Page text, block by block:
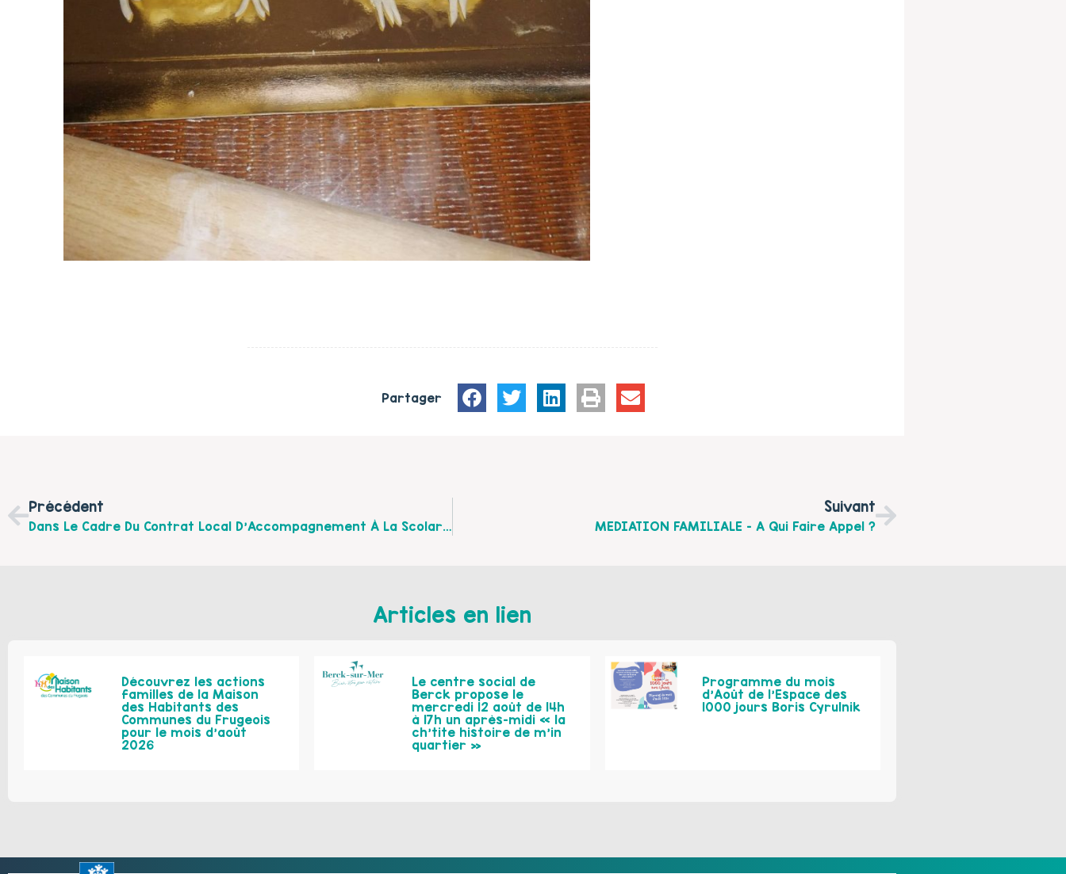
Partager
Précédent
Dans Le Cadre Du Contrat Local D’Accompagnement À La Scolarité (CLAS) Et Accueil Collectif De Mineurs (ACM) Le Centre Social A Travaillé Sur La « Fabrication D’un Hologramme «
Suivant
MEDIATION FAMILIALE – A Qui Faire Appel ?
Articles en lien
Découvrez les actions
familles de la Maison
des Habitants des
Communes du Frugeois
pour le mois d’août
2026
Le centre social de
Berck propose le
mercredi 12 août de 14h
à 17h un après-midi « la
ch’tite histoire de m’in
quartier »
Programme du mois
d’Août de l’Espace des
1000 jours Boris Cyrulnik